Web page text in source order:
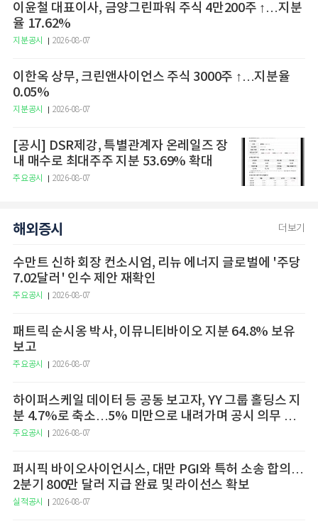
이윤철 대표이사, 금양그린파워 주식 4만200주 ↑…지분
율 17.62%
지분공시 2026-08-07
이한옥 상무, 크린앤사이언스 주식 3000주 ↑…지분율
0.05%
지분공시 2026-08-07
[공시] DSR제강, 특별관계자 온레일즈 장
내 매수로 최대주주 지분 53.69% 확대
주요공시 2026-08-07
해외증시 더보기
수만트 신하 회장 컨소시엄, 리뉴 에너지 글로벌에 '주당
7.02달러' 인수 제안 재확인
주요공시 2026-08-07
패트릭 순시옹 박사, 이뮤니티바이오 지분 64.8% 보유
보고
주요공시 2026-08-07
하이퍼스케일 데이터 등 공동 보고자, YY 그룹 홀딩스 지
분 4.7%로 축소…5% 미만으로 내려가며 공시 의무 종
료
주요공시 2026-08-07
퍼시픽 바이오사이언시스, 대만 PGI와 특허 소송 합의…
2분기 800만 달러 지급 완료 및 라이선스 확보
실적공시 2026-08-07